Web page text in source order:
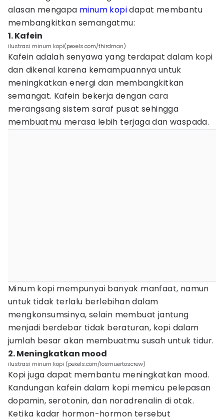
alasan mengapa minum kopidapat membantu
membangkitkan semangatmu:
1. Kafein
ilustrasi minum kopi(pexels.com/thirdman)
Kafein adalah senyawa yang terdapat dalam kopi
dan dikenal karena kemampuannya untuk
meningkatkan energi dan membangkitkan
semangat. Kafein bekerja dengan cara
merangsang sistem saraf pusat sehingga
membuatmu merasa lebih terjaga dan waspada.
Minum kopi mempunyai banyak manfaat, namun
untuk tidak terlalu berlebihan dalam
mengkonsumsinya, selain membuat jantung
menjadi berdebar tidak beraturan, kopi dalam
jumlah besar akan membuatmu susah untuk tidur.
2. Meningkatkan mood
ilustrasi minum kopi (pexels.com/losmuertoscrew)
Kopi juga dapat membantu meningkatkan mood.
Kandungan kafein dalam kopi memicu pelepasan
dopamin, serotonin, dan noradrenalin di otak.
Ketika kadar hormon-hormon tersebut